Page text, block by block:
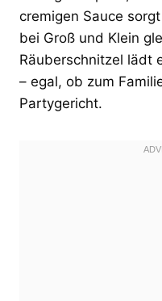
cremigen Sauce
bei Groß und Klein
Räuberschnitzel lädt
– egal, ob zum
Partygericht.